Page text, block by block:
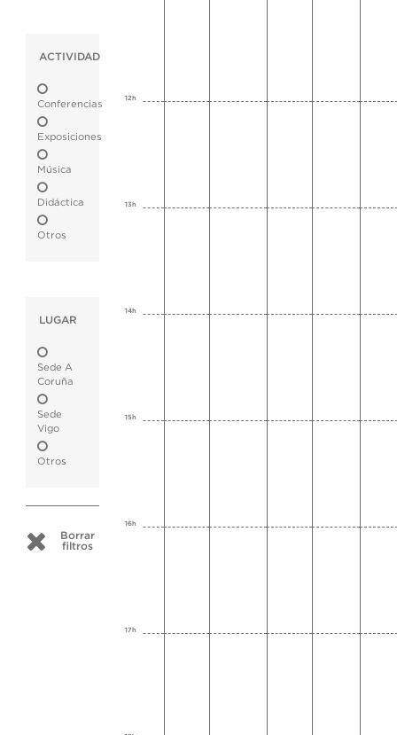
ACTIVIDAD
Conferencias
Exposiciones
Música
Didáctica
Otros
LUGAR
Sede A
Coruña
Sede
Vigo
Otros
Borrar
filtros
12h
13h
14h
15h
16h
17h